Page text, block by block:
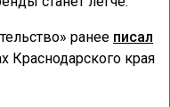
ранее писал
Краснодарского края